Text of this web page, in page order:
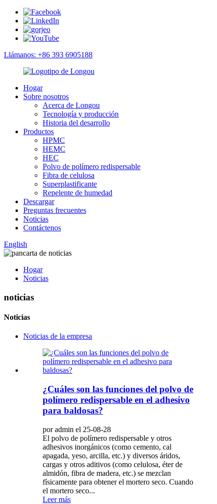
Llámanos: +86 393 6905188
Hogar
Sobre nosotros
Acerca de Longou
Tecnología y producción
Historia del desarrollo
Productos
HPMC
HEMC
HEC
Polvo de polímero redispersable
Fibra de celulosa
Superplastificante
Repelente de humedad
Descargar
Preguntas frecuentes
Noticias
Contáctenos
English
Hogar
Noticias
noticias
Noticias
Noticias de la empresa
¿Cuáles son las funciones del polvo de
polímero redispersable en el adhesivo
para baldosas?
por admin el 25-08-28
El polvo de polímero redispersable y otros
adhesivos inorgánicos (como cemento, cal
apagada, yeso, arcilla, etc.) y diversos áridos,
cargas y otros aditivos (como celulosa, éter de
almidón, fibra de madera, etc.) se mezclan
físicamente para obtener el mortero seco. Cuando
el mortero seco...
Leer más